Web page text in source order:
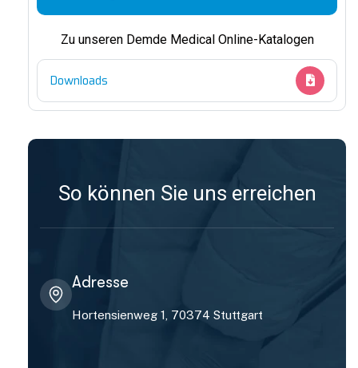
Zu unseren Demde Medical Online-Katalogen
Downloads
So können Sie uns erreichen
Adresse
Hortensienweg 1, 70374 Stuttgart